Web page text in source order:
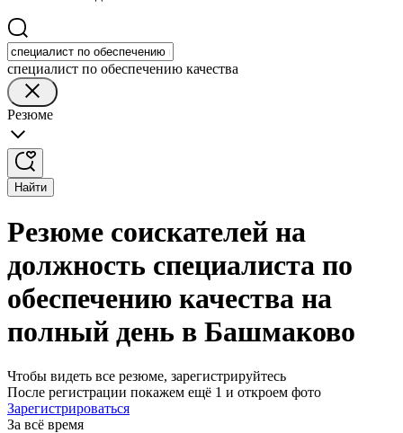
специалист по обеспечению качества
Резюме
Найти
Резюме соискателей на
должность специалиста по
обеспечению качества на
полный день в Башмаково
Чтобы видеть все резюме, зарегистрируйтесь
После регистрации покажем ещё 1 и откроем фото
Зарегистрироваться
За всё время